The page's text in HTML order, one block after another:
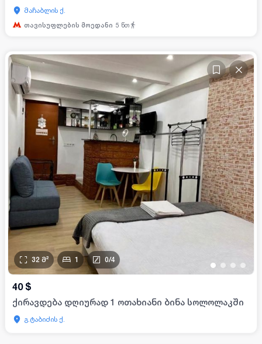
მაჩაბლის ქ.
თავისუფლების მოედანი 5 წთ
• • • •
32 მ² 1 0/4
40 $
ქირავდება დღიურად 1 ოთახიანი ბინა სოლოლაკში
გ.ტაბიძის ქ.